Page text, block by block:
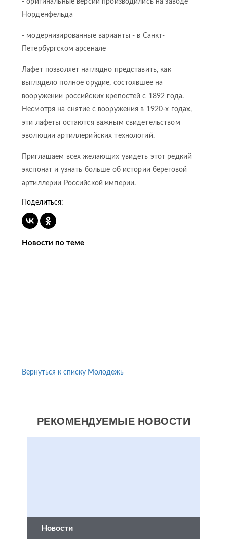
- оригинальные версии производились на заводе
Норденфельда
- модернизированные варианты - в Санкт-
Петербургском арсенале
Лафет позволяет наглядно представить, как
выглядело полное орудие, состоявшее на
вооружении российских крепостей с 1892 года.
Несмотря на снятие с вооружения в 1920-х годах,
эти лафеты остаются важным свидетельством
эволюции артиллерийских технологий.
Приглашаем всех желающих увидеть этот редкий
экспонат и узнать больше об истории береговой
артиллерии Российской империи.
Поделиться:
Новости по теме
Вернуться к списку Молодежь
РЕКОМЕНДУЕМЫЕ НОВОСТИ
Новости